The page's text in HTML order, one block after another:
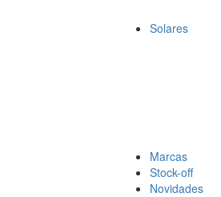
Solares
Marcas
Stock-off
Novidades